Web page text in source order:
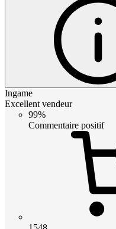
Ingame
Excellent vendeur
99%
Commentaire positif